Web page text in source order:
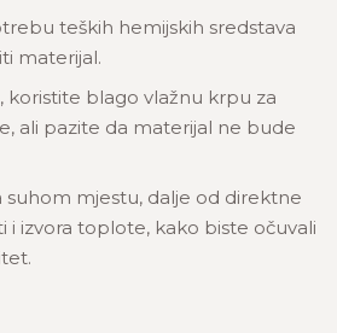
teških hemijskih sredstava
materijal.
blago vlažnu krpu za
ali pazite da materijal ne bude
mjestu, dalje od direktne
i izvora toplote, kako biste očuvali